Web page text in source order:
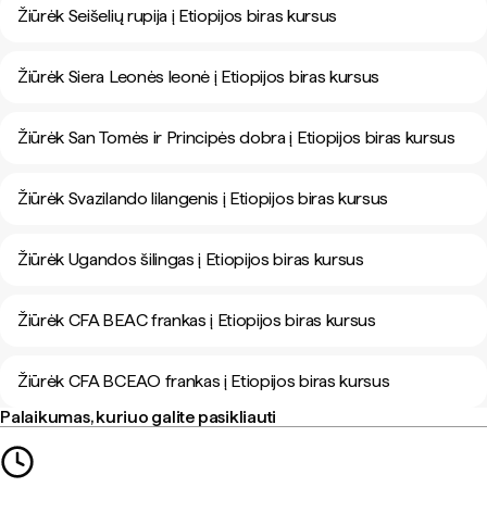
Žiūrėk Seišelių rupija į Etiopijos biras kursus
Žiūrėk Siera Leonės leonė į Etiopijos biras kursus
Žiūrėk San Tomės ir Principės dobra į Etiopijos biras kursus
Žiūrėk Svazilando lilangenis į Etiopijos biras kursus
Žiūrėk Ugandos šilingas į Etiopijos biras kursus
Žiūrėk CFA BEAC frankas į Etiopijos biras kursus
Žiūrėk CFA BCEAO frankas į Etiopijos biras kursus
Palaikumas, kuriuo galite pasikliauti